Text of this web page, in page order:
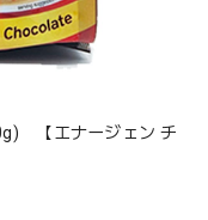
【エナージェン チ